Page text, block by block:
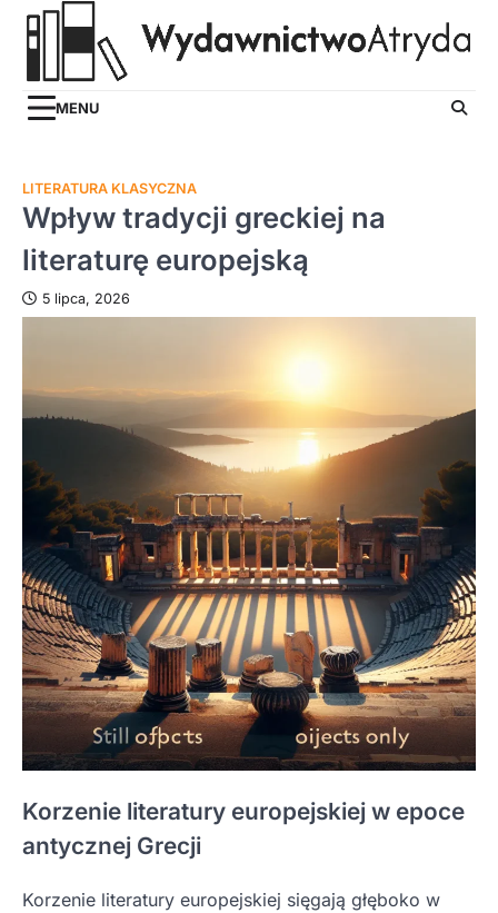
Skip
MENU
LITERATURA KLASYCZNA
Wpływ tradycji greckiej na
literaturę europejską
5 lipca, 2026
Korzenie literatury europejskiej w epoce
antycznej Grecji
Korzenie literatury europejskiej sięgają głęboko w